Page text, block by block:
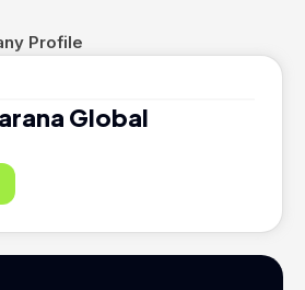
Profile
Global